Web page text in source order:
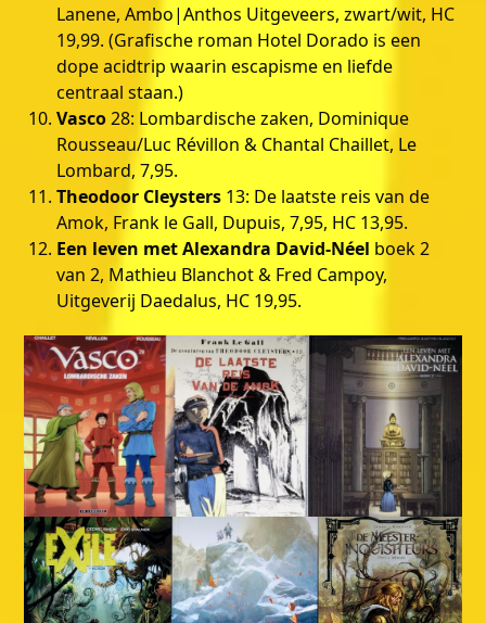
Lanene, Ambo|Anthos Uitgeveers, zwart/wit, HC
19,99. (Grafische roman Hotel Dorado is een
dope acidtrip waarin escapisme en liefde
centraal staan.)
Vasco28: Lombardische zaken, Dominique
Rousseau/Luc Révillon & Chantal Chaillet, Le
Lombard, 7,95.
Theodoor Cleysters 13: De laatste reis van de
Amok, Frank le Gall, Dupuis, 7,95, HC 13,95.
Een leven met Alexandra David-Néel boek 2
van 2, Mathieu Blanchot & Fred Campoy,
Uitgeverij Daedalus, HC 19,95.